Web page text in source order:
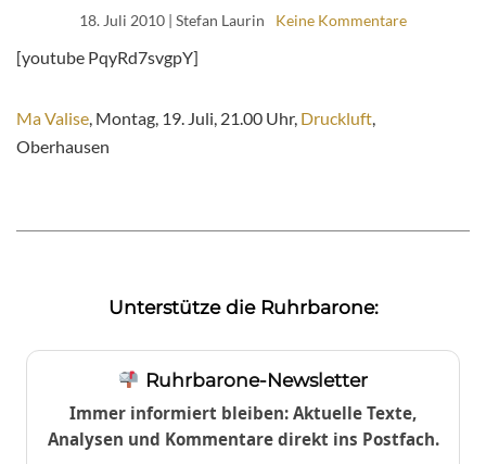
18. Juli 2010 | Stefan Laurin Keine Kommentare
[youtube PqyRd7svgpY]
Ma Valise, Montag, 19. Juli, 21.00 Uhr, Druckluft,
Oberhausen
Unterstütze die Ruhrbarone:
Ruhrbarone-Newsletter
Immer informiert bleiben: Aktuelle Texte,
Analysen und Kommentare direkt ins Postfach.